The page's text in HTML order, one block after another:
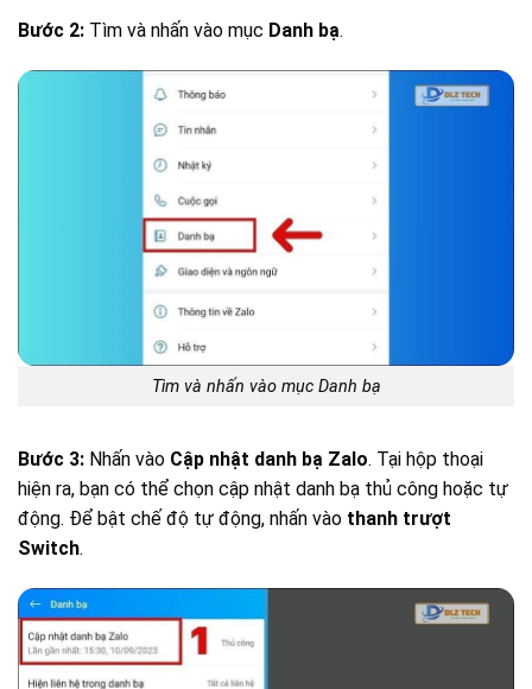
Bước 2: Tìm và nhấn vào mục Danh bạ.
Tìm và nhấn vào mục Danh bạ
Bước 3: Nhấn vào Cập nhật danh bạ Zalo. Tại hộp thoại
hiện ra, bạn có thể chọn cập nhật danh bạ thủ công hoặc tự
động. Để bật chế độ tự động, nhấn vào thanh trượt
Switch.